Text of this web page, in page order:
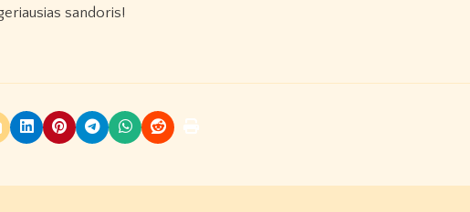
sandoris!